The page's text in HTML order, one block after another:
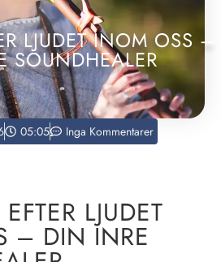
LJUDET INOM OSS –
SOUNDHEALER
05:05 Inga Kommentarer
LJUDET
– DIN INRE